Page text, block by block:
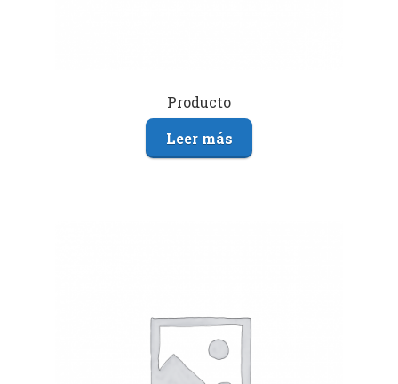
Producto
Leer más